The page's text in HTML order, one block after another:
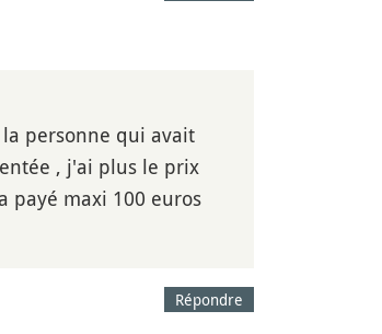
personne qui avait
, j'ai plus le prix
payé maxi 100 euros
Répondre